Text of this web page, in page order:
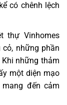
có chênh lệch
thự Vinhomes
những phần
những thảm
một diện mạo
đến cảm